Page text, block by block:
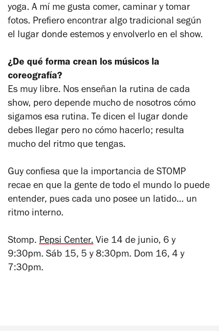
yoga. A mí me gusta comer, caminar y tomar
fotos. Prefiero encontrar algo tradicional según
el lugar donde estemos y envolverlo en el show.
¿De qué forma crean los músicos la
coreografía?
Es muy libre. Nos enseñan la rutina de cada
show, pero depende mucho de nosotros cómo
sigamos esa rutina. Te dicen el lugar donde
debes llegar pero no cómo hacerlo; resulta
mucho del ritmo que tengas.
Guy confiesa que la importancia de STOMP
recae en que la gente de todo el mundo lo puede
entender, pues cada uno posee un latido... un
ritmo interno.
Stomp. Pepsi Center. Vie 14 de junio, 6 y
9:30pm. Sáb 15, 5 y 8:30pm. Dom 16, 4 y
7:30pm.